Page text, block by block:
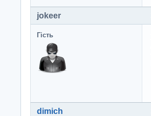
jokeer
Гість
dimich